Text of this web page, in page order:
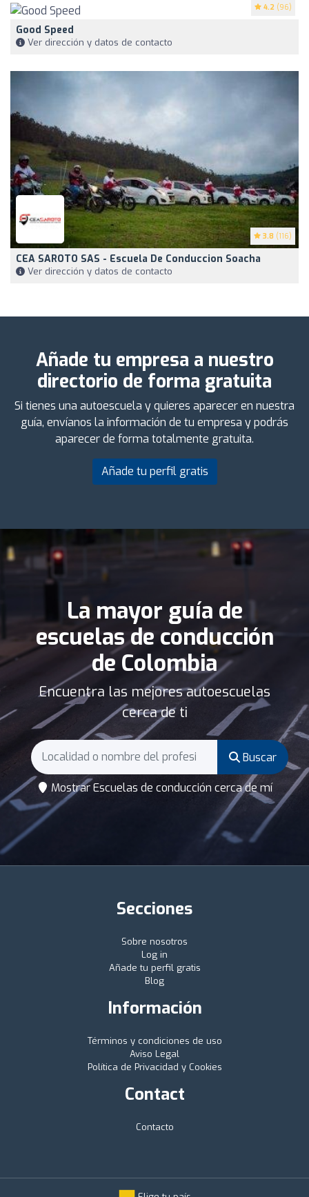
4.2 (96)
Good Speed
Ver dirección y datos de contacto
3.8 (116)
CEA SAROTO SAS - Escuela De Conduccion Soacha
Ver dirección y datos de contacto
Añade tu empresa a nuestro
directorio de forma gratuita
Si tienes una autoescuela y quieres aparecer en nuestra
guía, envíanos la información de tu empresa y podrás
aparecer de forma totalmente gratuita.
Añade tu perfil gratis
La mayor guía de
escuelas de conducción
de Colombia
Encuentra las mejores autoescuelas
cerca de ti
Buscar
Mostrar Escuelas de conducción cerca de mí
Secciones
Sobre nosotros
Log in
Añade tu perfil gratis
Blog
Información
Términos y condiciones de uso
Aviso Legal
Política de Privacidad y Cookies
Contact
Contacto